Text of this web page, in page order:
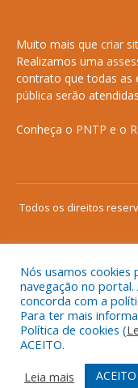
Muito mais que criar
Realizamos uma
contrato que todas as
pública serão
Conheça o PNTP e o
Todos os direitos
Mapa do Site
Nós usamos cookies
navegação no
concorda com a
Para ter mais
Política de cookies (
ACEITO.
Leia mais
ACEITO